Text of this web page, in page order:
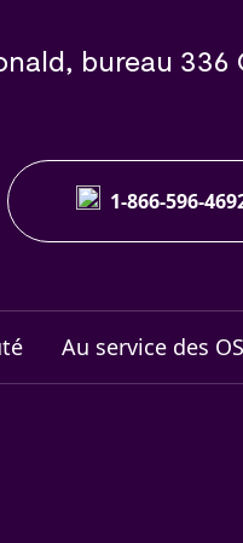
bureau 336
1-866-596-
Au service des